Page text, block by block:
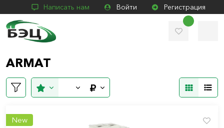
Написать нам Войти Регистрация
ARMAT
New